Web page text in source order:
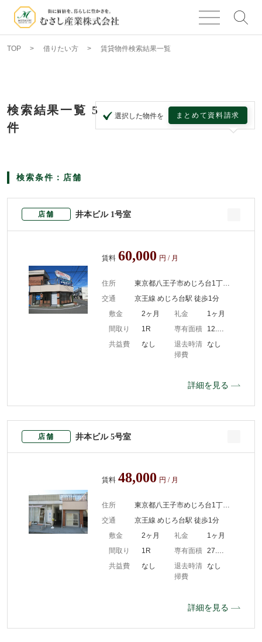
TOP 借りたい方 賃貸物件検索結果一覧
検索結果一覧 5
件
選択した物件を まとめて資料請求
検索条件：店舗
店舗 井本ビル 1号室
賃料 60,000 円 / 月
住所
東京都八王子市めじろ台1丁目10-1
交通
京王線 めじろ台駅 徒歩1分
敷金
2ヶ月 礼金
1ヶ月
間取り
1R 専有面積
共益費
なし
退去時清
掃費
なし
詳細を見る
店舗 井本ビル 5号室
賃料 48,000 円 / 月
住所
東京都八王子市めじろ台1丁目10-1
交通
京王線 めじろ台駅 徒歩1分
敷金
2ヶ月 礼金
1ヶ月
間取り
1R 専有面積
27.50m2
共益費
なし
退去時清
掃費
なし
詳細を見る